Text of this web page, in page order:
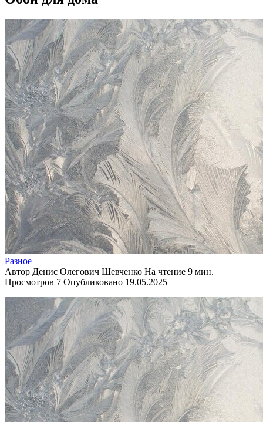
Разное
Автор Денис Олегович Шевченко На чтение 9 мин.
Просмотров 7 Опубликовано 19.05.2025